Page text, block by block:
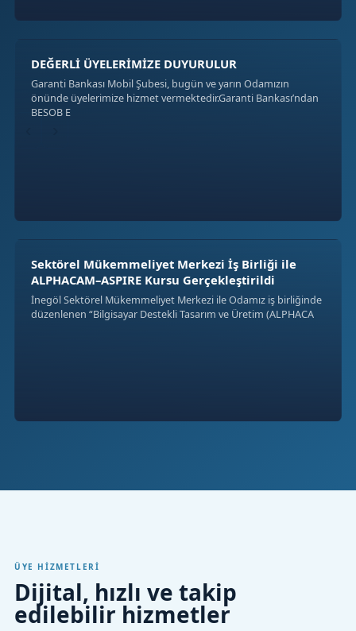
DEĞERLİ ÜYELERİMİZE DUYURULUR
Garanti Bankası Mobil Şubesi, bugün ve yarın Odamızın
önünde üyelerimize hizmet vermektedir.Garanti Bankası’ndan
BESOB E
Sektörel Mükemmeliyet Merkezi İş Birliği ile
ALPHACAM–ASPIRE Kursu Gerçekleştirildi
İnegöl Sektörel Mükemmeliyet Merkezi ile Odamız iş birliğinde
düzenlenen “Bilgisayar Destekli Tasarım ve Üretim (ALPHACA
ÜYE HIZMETLERI
Dijital, hızlı ve takip
edilebilir hizmetler